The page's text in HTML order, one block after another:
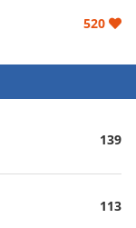
520
139
113